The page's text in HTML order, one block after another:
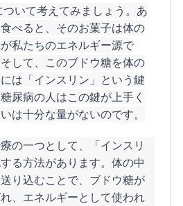
いて考えてみましょう。あ
べると、そのお菓子は体の
私たちのエネルギー源で
して、このブドウ糖を体の
は「インスリン」という鍵
尿病の人はこの鍵が上手く
は十分な量がないのです。
の一つとして、「インスリ
る方法があります。体の中
り込むことで、ブドウ糖が
、エネルギーとして使われ